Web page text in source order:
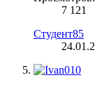
7 121
Студент85